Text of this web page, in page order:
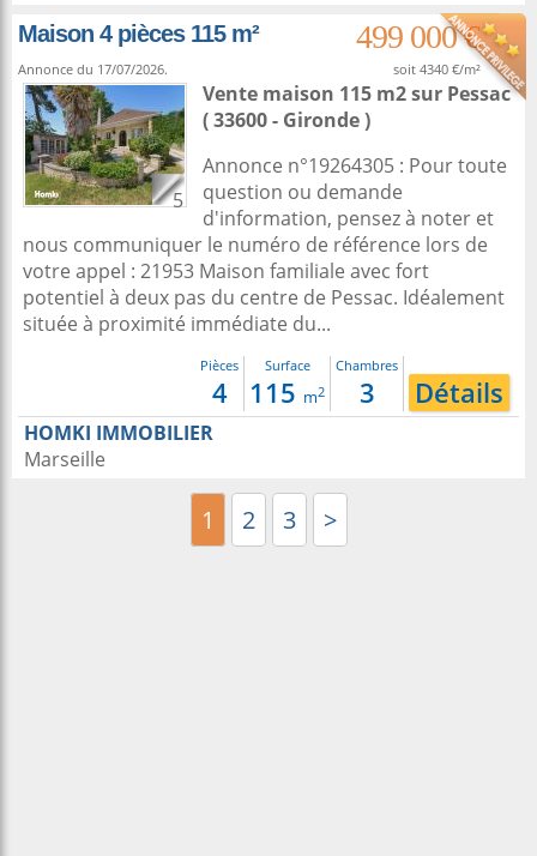
Maison 4 pièces 115 m²
499 000 €
Annonce du 17/07/2026. soit 4340 €/m²
5
Vente maison 115 m2sur Pessac
( 33600 - Gironde )
Annonce n°19264305 : Pour toute
question ou demande
d'information, pensez à noter et
nous communiquer le numéro de référence lors de
votre appel : 21953 Maison familiale avec fort
potentiel à deux pas du centre de Pessac. Idéalement
située à proximité immédiate du...
Pièces
4
Surface
115 m2
Chambres
3 Détails
HOMKI IMMOBILIER
Marseille
1 2 3 >